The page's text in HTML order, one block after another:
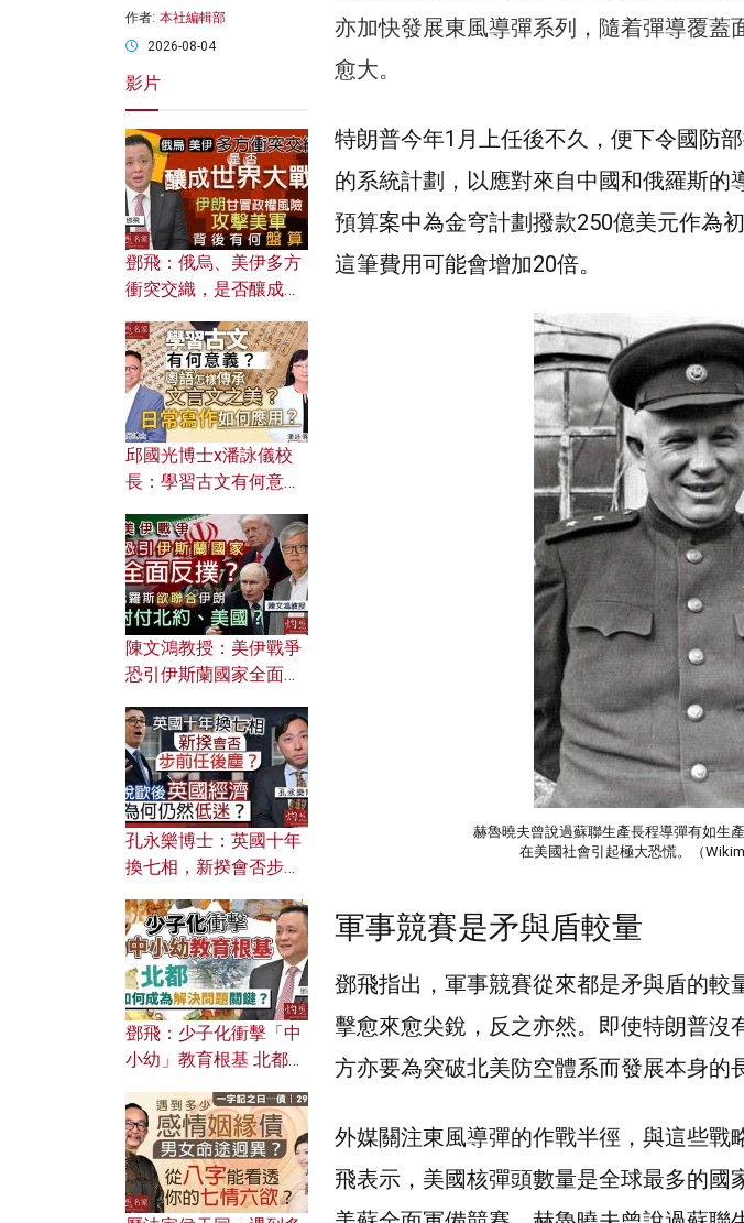
亦加快發展東風導彈系列，隨着彈導覆蓋
愈大。
特朗普今年1月上任後不久，便下令國防
的系統計劃，以應對來自中國和俄羅斯的
預算案中為金穹計劃撥款250億美元作為
這筆費用可能會增加20倍。
赫魯曉夫曾說過蘇聯生產長程導彈有如生
在美國社會引起極大恐慌。（
軍事競賽是矛與盾較量
鄧飛指出，軍事競賽從來都是矛與盾的較
擊愈來愈尖銳，反之亦然。即使特朗普沒
方亦要為突破北美防空體系而發展本身的
外媒關注東風導彈的作戰半徑，與這些戰
飛表示，美國核彈頭數量是全球最多的國
作者: 本社編輯部
2026-08-04
影片
鄧飛：俄烏、美伊多方
衝突交織，是否釀成世
風險攻擊美軍，背後有
何盤算？
邱國光博士x潘詠儀校
長：學習古文有何意
文之美？ 日常寫作如何
應用？
陳文鴻教授：美伊戰爭
恐引伊斯蘭國家全面反
對付北約美國？
孔永樂博士：英國十年
換七相，新揆會否步前
濟為何仍然低迷？
鄧飛：少子化衝擊「中
小幼」教育根基 北都如